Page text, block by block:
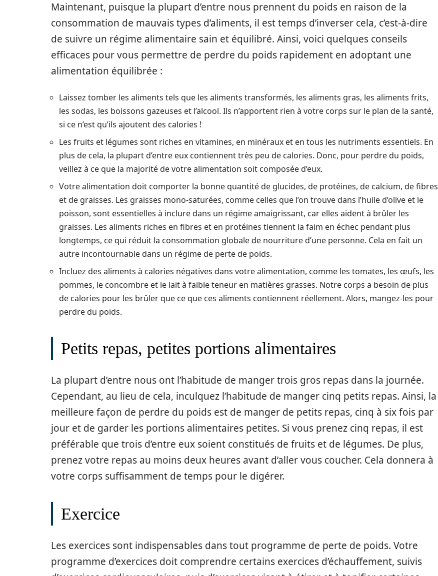
Maintenant, puisque la plupart d’entre nous prennent du poids en raison de la
consommation de mauvais types d’aliments, il est temps d’inverser cela, c’est-à-dire
de suivre un régime alimentaire sain et équilibré. Ainsi, voici quelques conseils
efficaces pour vous permettre de perdre du poids rapidement en adoptant une
alimentation équilibrée :
Laissez tomber les aliments tels que les aliments transformés, les aliments gras, les aliments frits,
les sodas, les boissons gazeuses et l’alcool. Ils n’apportent rien à votre corps sur le plan de la santé,
si ce n’est qu’ils ajoutent des calories !
Les fruits et légumes sont riches en vitamines, en minéraux et en tous les nutriments essentiels. En
plus de cela, la plupart d’entre eux contiennent très peu de calories. Donc, pour perdre du poids,
veillez à ce que la majorité de votre alimentation soit composée d’eux.
Votre alimentation doit comporter la bonne quantité de glucides, de protéines, de calcium, de fibres
et de graisses. Les graisses mono-saturées, comme celles que l’on trouve dans l’huile d’olive et le
poisson, sont essentielles à inclure dans un régime amaigrissant, car elles aident à brûler les
graisses. Les aliments riches en fibres et en protéines tiennent la faim en échec pendant plus
longtemps, ce qui réduit la consommation globale de nourriture d’une personne. Cela en fait un
autre incontournable dans un régime de perte de poids.
Incluez des aliments à calories négatives dans votre alimentation, comme les tomates, les œufs, les
pommes, le concombre et le lait à faible teneur en matières grasses. Notre corps a besoin de plus
de calories pour les brûler que ce que ces aliments contiennent réellement. Alors, mangez-les pour
perdre du poids.
Petits repas, petites portions alimentaires
La plupart d’entre nous ont l’habitude de manger trois gros repas dans la journée.
Cependant, au lieu de cela, inculquez l’habitude de manger cinq petits repas. Ainsi, la
meilleure façon de perdre du poids est de manger de petits repas, cinq à six fois par
jour et de garder les portions alimentaires petites. Si vous prenez cinq repas, il est
préférable que trois d’entre eux soient constitués de fruits et de légumes. De plus,
prenez votre repas au moins deux heures avant d’aller vous coucher. Cela donnera à
votre corps suffisamment de temps pour le digérer.
Exercice
Les exercices sont indispensables dans tout programme de perte de poids. Votre
programme d’exercices doit comprendre certains exercices d’échauffement, suivis